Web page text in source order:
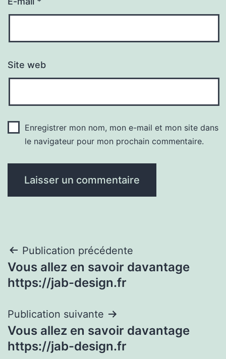
Site web
Enregistrer mon nom, mon e-mail et mon site dans
le navigateur pour mon prochain commentaire.
Navigation
de
Publication précédente
Vous allez en savoir davantage
https://jab-design.fr
Publication suivante
Vous allez en savoir davantage
https://jab-design.fr